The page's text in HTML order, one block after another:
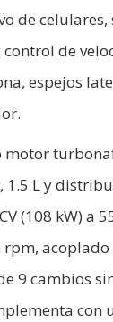
de celulares,
de
espejos
motor
1.5 L y
(108 kW) a
acoplado
9 cambios
con